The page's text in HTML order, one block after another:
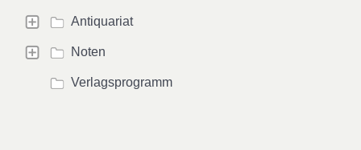
Antiquariat
Noten
Verlagsprogramm